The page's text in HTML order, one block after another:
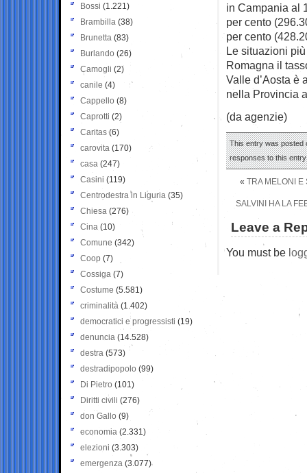
in Campania al
per cento
per cento
Le situazioni
Romagna il
Valle d’Aosta è
nella Provincia
(da agenzie)
This entry was posted
responses to this
« TRA MELONI E
SALVINI HA LA
Leave a
You must be
Bossi (1.221)
Brambilla (38)
Brunetta (83)
Burlando (26)
Camogli (2)
canile (4)
Cappello (8)
Caprotti (2)
Caritas (6)
carovita (170)
casa (247)
Casini (119)
Centrodestra in Liguria (35)
Chiesa (276)
Cina (10)
Comune (342)
Coop (7)
Cossiga (7)
Costume (5.581)
criminalità (1.402)
democratici e progressisti (19)
denuncia (14.528)
destra (573)
destradipopolo (99)
Di Pietro (101)
Diritti civili (276)
don Gallo (9)
economia (2.331)
elezioni (3.303)
emergenza (3.077)